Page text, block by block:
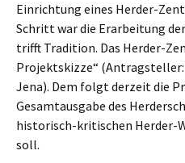
Einrichtung eines Herder-
Schritt war die Erarbeitung
trifft Tradition. Das Herder-
Projektskizze“ (Antragsteller:
Jena). Dem folgt derzeit die
Gesamtausgabe des
historisch-kritischen Herder-
soll.